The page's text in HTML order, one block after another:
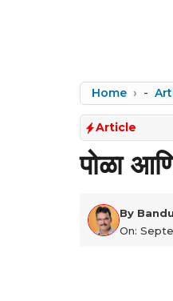
Home -
Article
पोळा
By
On: